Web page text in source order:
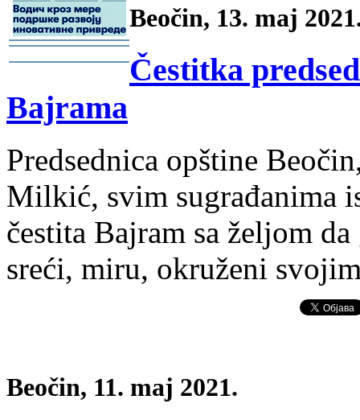
-
Beočin, 13. maj
Čestitka
Bajrama
Predsednica opštine
Milkić, svim sugrađanima
čestita Bajram sa željom
sreći, miru, okruženi
Beočin, 11. maj 2021.